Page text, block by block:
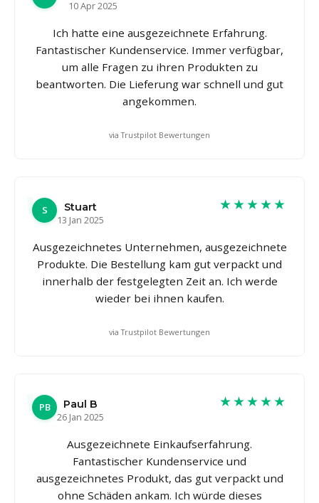
10 Apr 2025
Ich hatte eine ausgezeichnete Erfahrung.
Fantastischer Kundenservice. Immer verfügbar,
um alle Fragen zu ihren Produkten zu
beantworten. Die Lieferung war schnell und gut
angekommen.
via Trustpilot Bewertungen
S
Stuart
13 Jan 2025
★★★★★
Ausgezeichnetes Unternehmen, ausgezeichnete
Produkte. Die Bestellung kam gut verpackt und
innerhalb der festgelegten Zeit an. Ich werde
wieder bei ihnen kaufen.
via Trustpilot Bewertungen
PB
Paul B
26 Jan 2025
★★★★★
Ausgezeichnete Einkaufserfahrung.
Fantastischer Kundenservice und
ausgezeichnetes Produkt, das gut verpackt und
ohne Schäden ankam. Ich würde dieses